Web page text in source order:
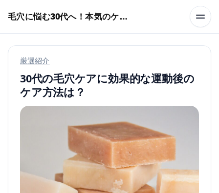
毛穴に悩む30代へ！本気のケア術特集
厳選紹介
30代の毛穴ケアに効果的な運動後の
ケア方法は？